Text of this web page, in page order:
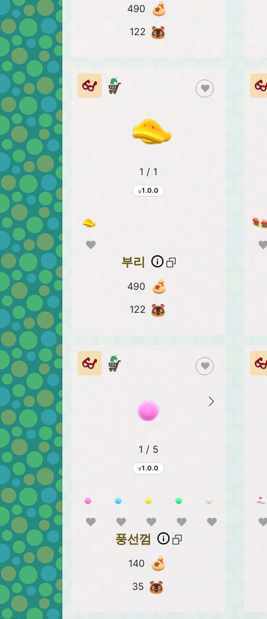
490
122
1 / 1
1.0.0
부리
490
122
1 / 5
1.0.0
풍선껌
140
35